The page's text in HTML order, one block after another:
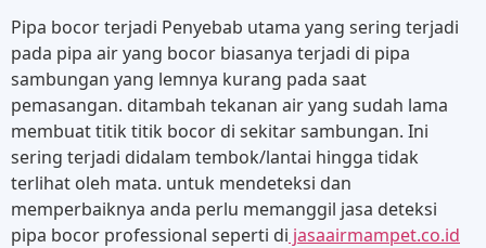
Pipa bocor terjadi Penyebab utama yang sering terjadi
pada pipa air yang bocor biasanya terjadi di pipa
sambungan yang lemnya kurang pada saat
pemasangan. ditambah tekanan air yang sudah lama
membuat titik titik bocor di sekitar sambungan. Ini
sering terjadi didalam tembok/lantai hingga tidak
terlihat oleh mata. untuk mendeteksi dan
memperbaiknya anda perlu memanggil jasa deteksi
pipa bocor professional seperti di jasaairmampet.co.id